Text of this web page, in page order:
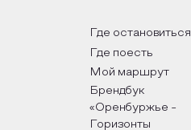
Где остановиться
Где поесть
Мой маршрут
Брендбук
«Оренбуржье -
Горизонты